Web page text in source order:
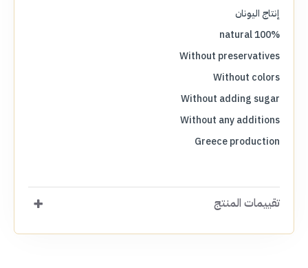
إنتاج اليونان
100% natural
Without preservatives
Without colors
Without adding sugar
Without any additions
Greece production
تقييمات المنتج